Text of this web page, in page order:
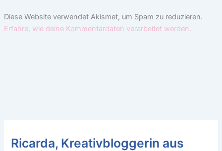
Diese Website verwendet Akismet, um Spam zu reduzieren.
Erfahre, wie deine Kommentardaten verarbeitet werden.
Ricarda, Kreativbloggerin aus